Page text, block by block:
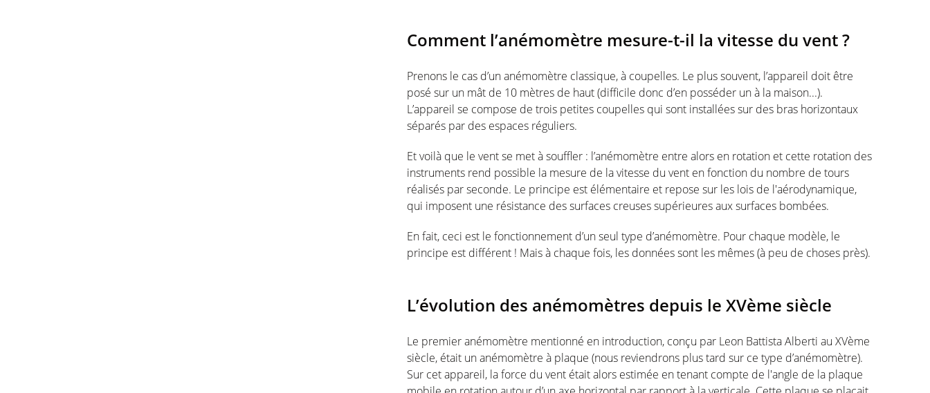
Comment l’anémomètre mesure-t-il la vitesse du vent ?
Prenons le cas d’un anémomètre classique, à coupelles. Le plus souvent, l’appareil doit être
posé sur un mât de 10 mètres de haut (difficile donc d’en posséder un à la maison...).
L’appareil se compose de trois petites coupelles qui sont installées sur des bras horizontaux
séparés par des espaces réguliers.
Et voilà que le vent se met à souffler : l’anémomètre entre alors en rotation et cette rotation des
instruments rend possible la mesure de la vitesse du vent en fonction du nombre de tours
réalisés par seconde. Le principe est élémentaire et repose sur les lois de l'aérodynamique,
qui imposent une résistance des surfaces creuses supérieures aux surfaces bombées.
En fait, ceci est le fonctionnement d’un seul type d’anémomètre. Pour chaque modèle, le
principe est différent ! Mais à chaque fois, les données sont les mêmes (à peu de choses près).
L’évolution des anémomètres depuis le XVème siècle
Le premier anémomètre mentionné en introduction, conçu par Leon Battista Alberti au XVème
siècle, était un anémomètre à plaque (nous reviendrons plus tard sur ce type d’anémomètre).
Sur cet appareil, la force du vent était alors estimée en tenant compte de l'angle de la plaque